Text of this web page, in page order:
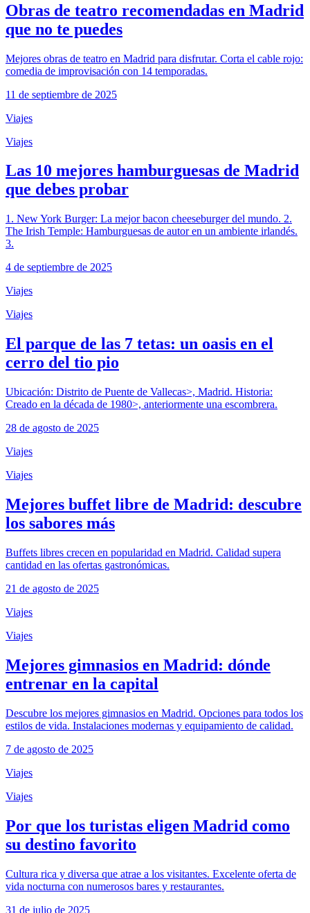
Obras de teatro recomendadas en Madrid
que no te puedes
Mejores obras de teatro en Madrid para disfrutar. Corta el cable rojo:
comedia de improvisación con 14 temporadas.
11 de septiembre de 2025
Viajes
Viajes
Las 10 mejores hamburguesas de Madrid
que debes probar
1. New York Burger: La mejor bacon cheeseburger del mundo. 2.
The Irish Temple: Hamburguesas de autor en un ambiente irlandés.
3.
4 de septiembre de 2025
Viajes
Viajes
El parque de las 7 tetas: un oasis en el
cerro del tio pio
Ubicación: Distrito de Puente de Vallecas>, Madrid. Historia:
Creado en la década de 1980>, anteriormente una escombrera.
28 de agosto de 2025
Viajes
Viajes
Mejores buffet libre de Madrid: descubre
los sabores más
Buffets libres crecen en popularidad en Madrid. Calidad supera
cantidad en las ofertas gastronómicas.
21 de agosto de 2025
Viajes
Viajes
Mejores gimnasios en Madrid: dónde
entrenar en la capital
Descubre los mejores gimnasios en Madrid. Opciones para todos los
estilos de vida. Instalaciones modernas y equipamiento de calidad.
7 de agosto de 2025
Viajes
Viajes
Por que los turistas eligen Madrid como
su destino favorito
Cultura rica y diversa que atrae a los visitantes. Excelente oferta de
vida nocturna con numerosos bares y restaurantes.
31 de julio de 2025